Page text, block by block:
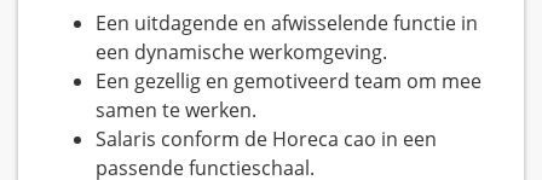
Een uitdagende en afwisselende functie in
een dynamische werkomgeving.
Een gezellig en gemotiveerd team om mee
samen te werken.
Salaris conform de Horeca cao in een
passende functieschaal.